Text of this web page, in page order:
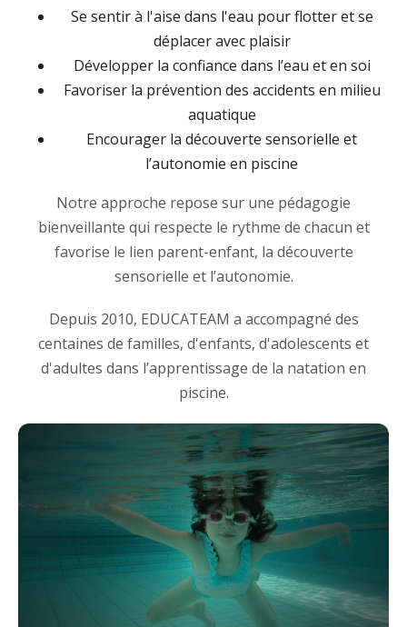
Se sentir à l'aise dans l'eau pour flotter et se
déplacer avec plaisir
Développer la confiance dans l’eau et en soi
Favoriser la prévention des accidents en milieu
aquatique
Encourager la découverte sensorielle et
l’autonomie en piscine
Notre approche repose sur une pédagogie
bienveillante qui respecte le rythme de chacun et
favorise le lien parent-enfant, la découverte
sensorielle et l’autonomie.
Depuis 2010, EDUCATEAM a accompagné des
centaines de familles, d'enfants, d'adolescents et
d'adultes dans l’apprentissage de la natation en
piscine.